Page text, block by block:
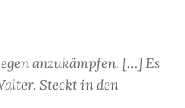
anzukämpfen. […] Es
Steckt in den